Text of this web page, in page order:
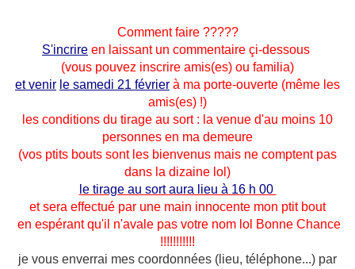
Comment faire ?????
S'incrire en laissant un commentaire çi-dessous
(vous pouvez inscrire amis(es) ou familia)
et venir le samedi 21 février à ma porte-ouverte (même les
amis(es) !)
les conditions du tirage au sort : la venue d'au moins 10
personnes en ma demeure
(vos ptits bouts sont les bienvenus mais ne comptent pas
dans la dizaine lol)
le tirage au sort aura lieu à 16 h 00
et sera effectué par une main innocente mon ptit bout
en espérant qu'il n'avale pas votre nom lol Bonne Chance
!!!!!!!!!!!
je vous enverrai mes coordonnées (lieu, téléphone...) par